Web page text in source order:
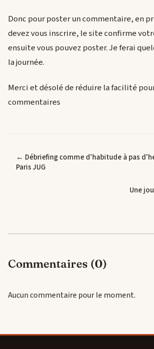
Donc pour poster un commentaire, en
devez vous inscrire, le site confirme
ensuite vous pouvez poster. Je ferai
la journée.
Merci et désolé de réduire la facilité
commentaires
← Débriefing comme d'habitude à pas
Paris JUG
Une
Commentaires (0)
Aucun commentaire pour le moment.